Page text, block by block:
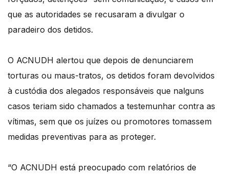
que as autoridades se recusaram a divulgar o
paradeiro dos detidos.
O ACNUDH alertou que depois de denunciarem
torturas ou maus-tratos, os detidos foram devolvidos
à custódia dos alegados responsáveis que nalguns
casos teriam sido chamados a testemunhar contra as
vítimas, sem que os juízes ou promotores tomassem
medidas preventivas para as proteger.
“O ACNUDH está preocupado com relatórios de